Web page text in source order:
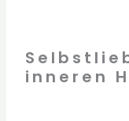
inneren